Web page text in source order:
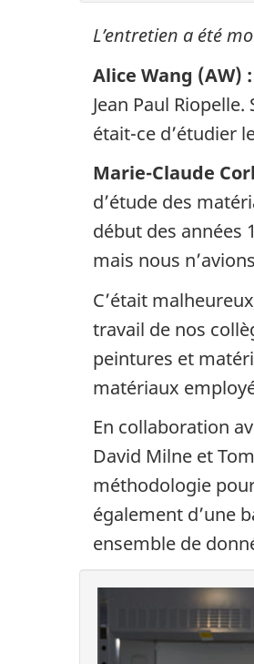
L’entretien a été
Alice Wang (AW) :
Jean Paul
était-ce d’étudier
Marie-Claude
d’étude des
début des années
mais nous
C’était
travail de nos
peintures et
matériaux
En collaboration
David Milne et
méthodologie
également d’une
ensemble de